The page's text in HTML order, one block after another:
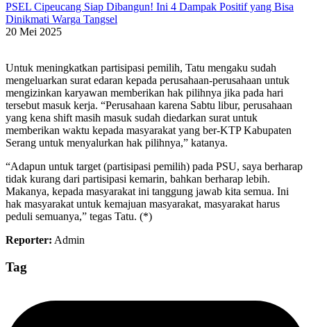
PSEL Cipeucang Siap Dibangun! Ini 4 Dampak Positif yang Bisa
Dinikmati Warga Tangsel
20 Mei 2025
Untuk meningkatkan partisipasi pemilih, Tatu mengaku sudah
mengeluarkan surat edaran kepada perusahaan-perusahaan untuk
mengizinkan karyawan memberikan hak pilihnya jika pada hari
tersebut masuk kerja. “Perusahaan karena Sabtu libur, perusahaan
yang kena shift masih masuk sudah diedarkan surat untuk
memberikan waktu kepada masyarakat yang ber-KTP Kabupaten
Serang untuk menyalurkan hak pilihnya,” katanya.
“Adapun untuk target (partisipasi pemilih) pada PSU, saya berharap
tidak kurang dari partisipasi kemarin, bahkan berharap lebih.
Makanya, kepada masyarakat ini tanggung jawab kita semua. Ini
hak masyarakat untuk kemajuan masyarakat, masyarakat harus
peduli semuanya,” tegas Tatu. (*)
Reporter: Admin
Tag